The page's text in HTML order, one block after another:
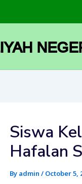
Siswa
Hafalan
By admin / October 5,